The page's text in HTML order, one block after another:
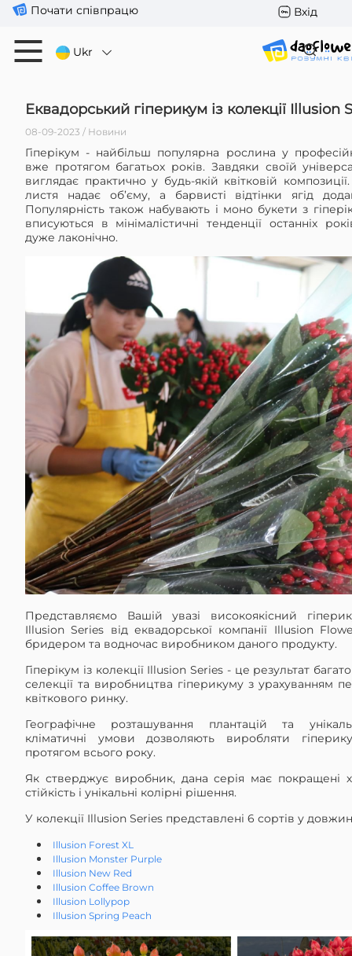
Почати співпрацю Вхід
Ukr
Еквадорський гіперикум із колекції Illusion
08-09-2023 / Новини
Гіперікум - найбільш популярна рослина у
вже протягом багатьох років. Завдяки своїй
виглядає практично у будь-якій квітковій
листя надає об’єму, а барвисті відтінки ягід
Популярність також набувають і моно букети з
вписуються в мінімалістичні тенденції останніх
дуже лаконічно.
Представляємо Вашій увазі високоякісний
Illusion Series від еквадорської компанії Illusion
бридером та водночас виробником даного продукту.
Гіперікум із колекції Illusion Series - це результат
селекції та виробництва гіперикуму з урахуванням
квіткового ринку.
Географічне розташування плантацій та
кліматичні умови дозволяють виробляти
протягом всього року.
Як стверджує виробник, дана серія має покращені
стійкість і унікальні колірні рішення.
У колекції Illusion Series представлені 6 сортів у
Illusion Forest XL
Illusion Monster Purple
Illusion New Red
Illusion Coffee Brown
Illusion Lollypop
Illusion Spring Peach